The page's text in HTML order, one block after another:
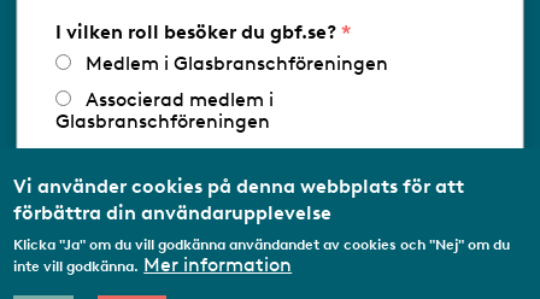
Glasbranschföreningen AB - Ansvarig
utgivare: Sofia Wahlgren
I vilken roll besöker du gbf.se?
Medlem i Glasbranschföreningen
Associerad medlem i
Glasbranschföreningen
medlemsorganisation/Svenskt Näringsliv
Utbildningsaktör
Student
Vi använder cookies på denna webbplats för att
förbättra din användarupplevelse
Klicka "Ja" om du vill godkänna användandet av cookies och "Nej" om du
inte vill godkänna. Mer information